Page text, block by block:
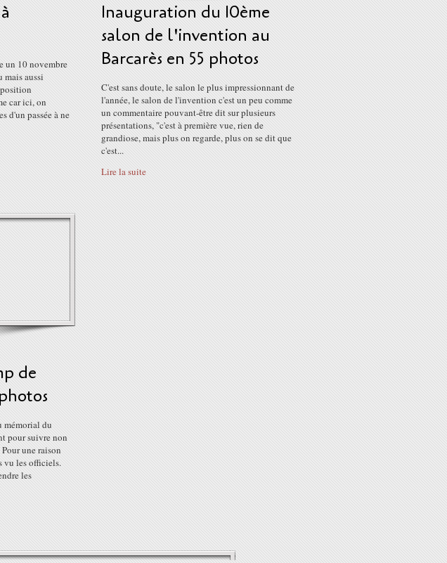
un 10 novembre
mais aussi
car ici, on
d'un passée à ne
Inauguration du 10ème
salon de l'invention au
Barcarès en 55 photos
C'est sans doute, le salon le plus impressionnant de
l'année, le salon de l'invention c'est un peu comme
un commentaire pouvant-être dit sur plusieurs
présentations, "c'est à première vue, rien de
grandiose, mais plus on regarde, plus on se dit que
c'est...
Lire la suite
de
mémorial du
pour suivre non
une raison
vu les officiels.
les